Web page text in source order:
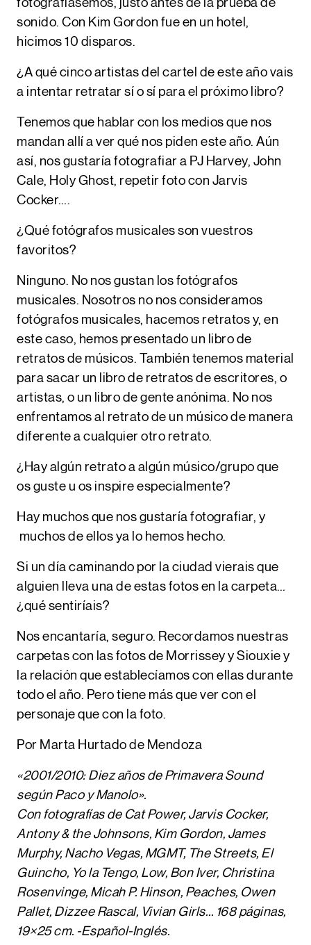
fotografiásemos, justo antes de la prueba de
sonido. Con Kim Gordon fue en un hotel,
hicimos 10 disparos.
¿A qué cinco artistas del cartel de este año vais
a intentar retratar sí o sí para el próximo libro?
Tenemos que hablar con los medios que nos
mandan allí a ver qué nos piden este año. Aún
así, nos gustaría fotografiar a PJ Harvey, John
Cale, Holy Ghost, repetir foto con Jarvis
Cocker….
¿Qué fotógrafos musicales son vuestros
favoritos?
Ninguno. No nos gustan los fotógrafos
musicales. Nosotros no nos consideramos
fotógrafos musicales, hacemos retratos y, en
este caso, hemos presentado un libro de
retratos de músicos. También tenemos material
para sacar un libro de retratos de escritores, o
artistas, o un libro de gente anónima. No nos
enfrentamos al retrato de un músico de manera
diferente a cualquier otro retrato.
¿Hay algún retrato a algún músico/grupo que
os guste u os inspire especialmente?
Hay muchos que nos gustaría fotografiar, y
muchos de ellos ya lo hemos hecho.
Si un día caminando por la ciudad vierais que
alguien lleva una de estas fotos en la carpeta…
¿qué sentiríais?
Nos encantaría, seguro. Recordamos nuestras
carpetas con las fotos de Morrissey y Siouxie y
la relación que establecíamos con ellas durante
todo el año. Pero tiene más que ver con el
personaje que con la foto.
Por Marta Hurtado de Mendoza
«2001/2010: Diez años de Primavera Sound
según Paco y Manolo».
Con fotografías de Cat Power, Jarvis Cocker,
Antony & the Johnsons, Kim Gordon, James
Murphy, Nacho Vegas, MGMT, The Streets, El
Guincho, Yo la Tengo, Low, Bon Iver, Christina
Rosenvinge, Micah P. Hinson, Peaches, Owen
Pallet, Dizzee Rascal, Vivian Girls… 168 páginas,
19×25 cm. -Español-Inglés.